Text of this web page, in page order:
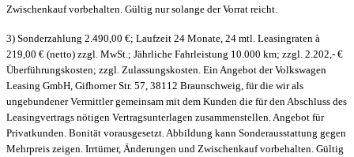
Zwischenkauf vorbehalten. Gültig nur solange der Vorrat reicht.
3) Sonderzahlung 2.490,00 €; Laufzeit 24 Monate, 24 mtl. Leasingraten à
219,00 € (netto) zzgl. MwSt.; Jährliche Fahrleistung 10.000 km; zzgl. 2.202,- €
Überführungskosten; zzgl. Zulassungskosten. Ein Angebot der Volkswagen
Leasing GmbH, Gifhorner Str. 57, 38112 Braunschweig, für die wir als
ungebundener Vermittler gemeinsam mit dem Kunden die für den Abschluss des
Leasingvertrags nötigen Vertragsunterlagen zusammenstellen. Angebot für
Privatkunden. Bonität vorausgesetzt. Abbildung kann Sonderausstattung gegen
Mehrpreis zeigen. Irrtümer, Änderungen und Zwischenkauf vorbehalten. Gültig